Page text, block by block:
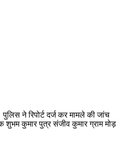
ने रिपोर्ट दर्ज कर मामले की जांच
शुभम कुमार पुत्र संजीव कुमार ग्राम मोड़